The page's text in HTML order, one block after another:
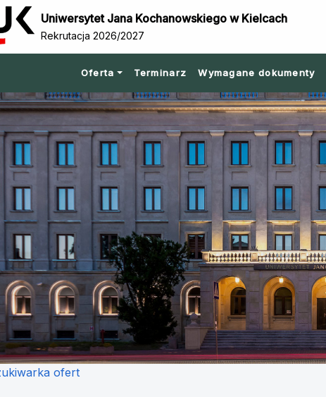
Uniwersytet Jana Kochanowskiego w Kielcach
Rekrutacja 2026/2027
Oferta Terminarz Wymagane dokumenty
ofert